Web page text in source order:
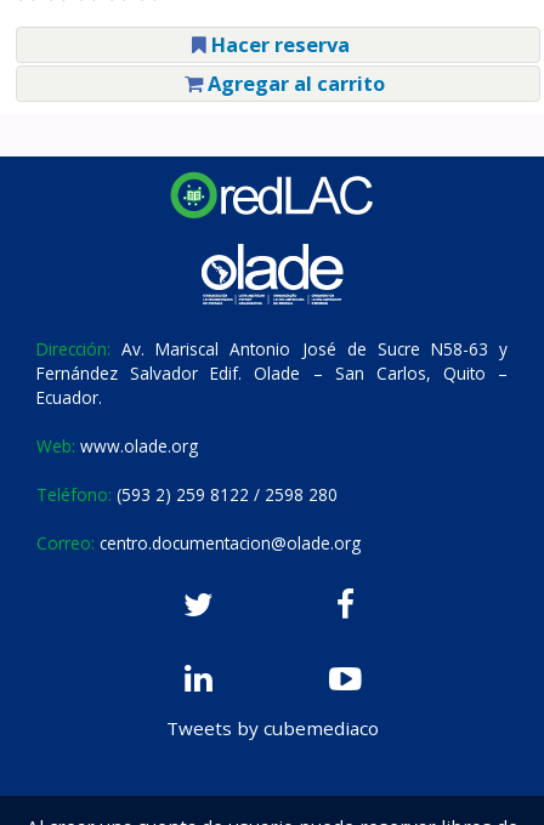
Hacer reserva
Agregar al carrito
Dirección: Av. Mariscal Antonio José de Sucre N58-63 y
Fernández Salvador Edif. Olade – San Carlos, Quito –
Ecuador.
Web: www.olade.org
Teléfono: (593 2) 259 8122 / 2598 280
Correo: centro.documentacion@olade.org
Tweets by cubemediaco